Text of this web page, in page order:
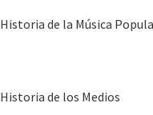
Historia de la Música
Historia de los Medios